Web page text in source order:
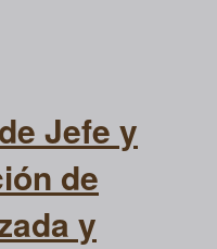
Jefe y
de
y